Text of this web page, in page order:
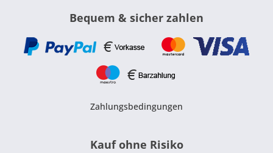
Bequem & sicher zahlen
Zahlungsbedingungen
Kauf ohne Risiko